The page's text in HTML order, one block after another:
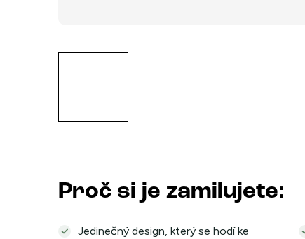
Proč si je zamilujete:
Jedinečný design, který se hodí ke